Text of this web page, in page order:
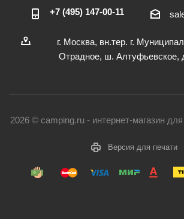
+7 (495) 147-00-11
г. Москва, вн.тер. г.
Отрадное, ш. Алтуфьевское,
2026 © camping.ru - интернет-магазин
Версия для печати